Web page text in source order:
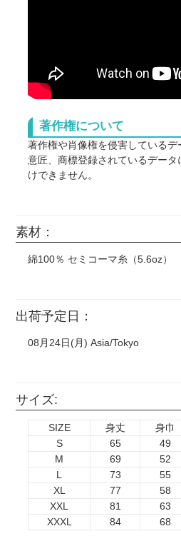
著作権について
著作権や肖像権を侵害しているデ
意匠、商標登録されているデー
けできません。
任天堂作品(ポケモン、スプラト
ンダム、ラブライブ!など)
漫画やアニメ、映画やゲームのス
そのまま使用。
・ウエディングボードや似顔絵な
・著作権元の許諾のない二次創
がございます。
・著作権について、権利確認の
る場合がございます。
・企業様の案件につきましては
ただけますと製作がスムーズに
素材：
綿100％ セミコーマ糸（5.6oz）
出荷予定日：
08月24日(月) Asia/Tokyo
サイズ:
SIZE 身丈 身巾
S
65 49
M
69 52
L
73 55
XL
77 58
XXL
81 63
XXXL
84 68